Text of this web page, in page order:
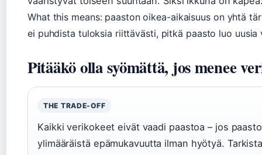
What this means: paaston oikea-aikaisuus on yhtä
ei puhdista tuloksia riittävästi, pitkä paasto luo uusia
Pitääkö olla syömättä, jos menee
THE TRADE-OFF
Kaikki verikokeet eivät vaadi paastoa – jos
ylimääräistä epämukavuutta ilman hyötyä.